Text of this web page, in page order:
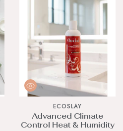
ECOSLAY
Advanced Climate
Control Heat & Humidity